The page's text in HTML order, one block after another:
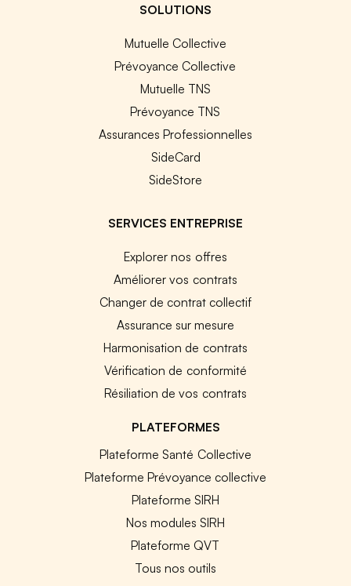
SOLUTIONS
Mutuelle Collective
Prévoyance Collective
Mutuelle TNS
Prévoyance TNS
Assurances Professionnelles
SideCard
SideStore
SERVICES ENTREPRISE
Explorer nos offres
Améliorer vos contrats
Changer de contrat collectif
Assurance sur mesure
Harmonisation de contrats
Vérification de conformité
Résiliation de vos contrats
PLATEFORMES
Plateforme Santé Collective
Plateforme Prévoyance collective
Plateforme SIRH
Nos modules SIRH
Plateforme QVT
Tous nos outils